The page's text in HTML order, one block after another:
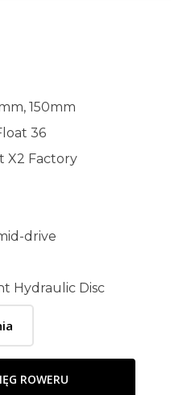
150mm
36
X2 Factory
drive
Hydraulic Disc
ROWERU